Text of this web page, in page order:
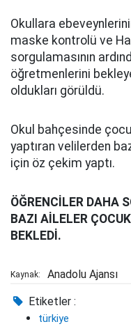
Okullara
maske kontrolü ve
sorgulamasının
öğretmenlerini
oldukları görüldü.
Okul bahçesinde
yaptıran velilerden
için öz çekim yaptı.
ÖĞRENCİLER DAHA
BAZI AİLELER
BEKLEDİ.
Kaynak: Anadolu Ajansı
Etiketler :
türkiye